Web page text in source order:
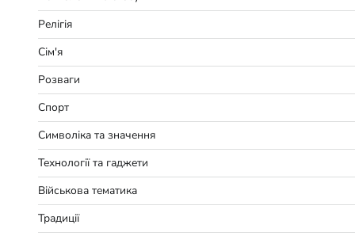
Релігія
Сім'я
Розваги
Спорт
Символіка та значення
Технології та гаджети
Військова тематика
Традиції